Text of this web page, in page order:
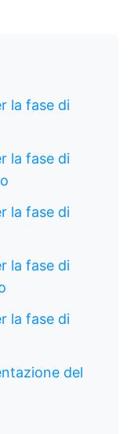
la fase di
la fase di
la fase di
la fase di
la fase di
del